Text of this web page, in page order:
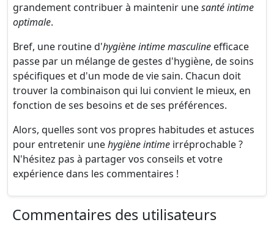
grandement contribuer à maintenir unesanté intime
optimale.
Bref, une routine d'hygiène intime masculine efficace
passe par un mélange de gestes d'hygiène, de soins
spécifiques et d'un mode de vie sain. Chacun doit
trouver la combinaison qui lui convient le mieux, en
fonction de ses besoins et de ses préférences.
Alors, quelles sont vos propres habitudes et astuces
pour entretenir unehygiène intime irréprochable ?
N'hésitez pas à partager vos conseils et votre
expérience dans les commentaires !
Commentaires des utilisateurs